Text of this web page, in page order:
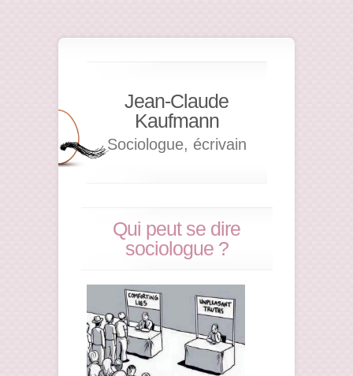
Jean-Claude
Kaufmann
Sociologue, écrivain
Qui peut se dire
sociologue ?